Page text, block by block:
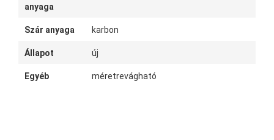
anyaga
Szár anyaga karbon
Állapot új
Egyéb méretrevágható